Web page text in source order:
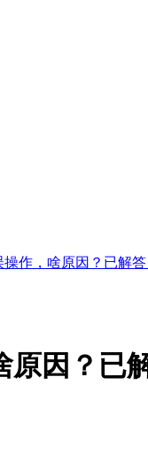
作，啥原因？已解答
因？已解